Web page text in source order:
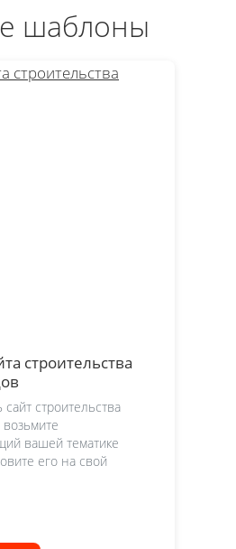
шаблоны
строительства
строительства
вашей тематике
его на свой